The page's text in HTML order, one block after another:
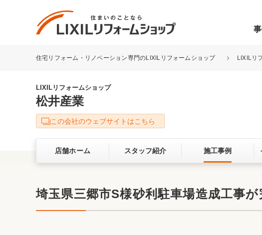
リフォーム事例を探す
キッチン
洗面化粧室 トイレ
ベランダ・バルコニー ガーデンスペース
LIXILリフォームショップについて
サービス向上・品質改善の取り組み お
住宅リフォーム・リノベーション専門のLIXILリフォームショップ LIXILリ
LIXILリフォームショップ
松井産業
この会社のウェブサイトはこちら
店舗ホーム スタッフ紹介 施工事例
埼玉県三郷市S様砂利駐車場造成工事が